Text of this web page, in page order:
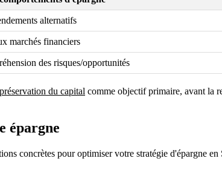
alternatifs
marchés financiers
des risques/opportunités
préservation du capital comme objectif primaire, avant la
épargne
concrètes pour optimiser votre stratégie d'épargne